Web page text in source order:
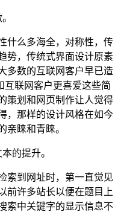
做。
什么多海全，对称性，传
势，传统式界面设计原素
多数的互联网客户早已造
联网客户更喜爱这些简
策划和网页制作让人觉得
，那样的设计风格在如今
亲睐和青睐。
本的提升。
索到网址时，第一直觉见
前许多站长以便在题目上
索中关键字的显示信息不